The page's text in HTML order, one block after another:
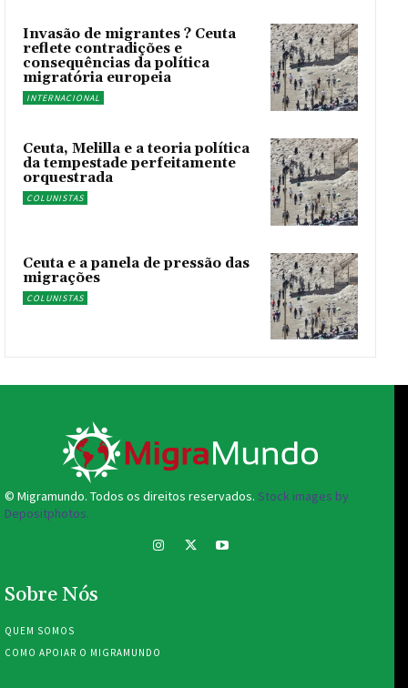
Invasão de migrantes ? Ceuta
reflete contradições e
consequências da política
migratória europeia
INTERNACIONAL
Ceuta, Melilla e a teoria política
da tempestade perfeitamente
orquestrada
COLUNISTAS
Ceuta e a panela de pressão das
migrações
COLUNISTAS
© Migramundo. Todos os direitos reservados. Stock images by
Depositphotos.
Sobre Nós
QUEM SOMOS
COMO APOIAR O MIGRAMUNDO